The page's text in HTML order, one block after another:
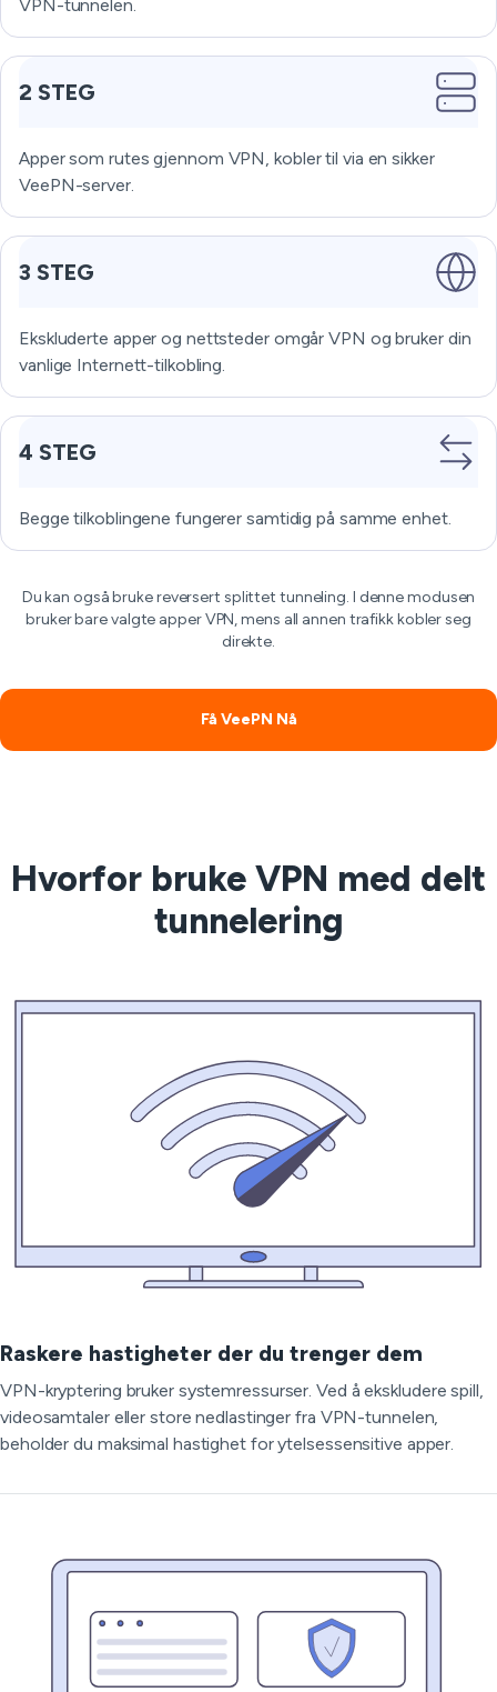
VPN-tunnelen.
2 STEG
Apper som rutes gjennom VPN, kobler til via en sikker
VeePN-server.
3 STEG
Ekskluderte apper og nettsteder omgår VPN og bruker din
vanlige Internett-tilkobling.
4 STEG
Begge tilkoblingene fungerer samtidig på samme enhet.
Du kan også bruke reversert splittet tunneling. I denne modusen
bruker bare valgte apper VPN, mens all annen trafikk kobler seg
direkte.
Få VeePN Nå
Hvorfor bruke VPN med delt
tunnelering
Raskere hastigheter der du trenger dem
VPN-kryptering bruker systemressurser. Ved å ekskludere spill,
videosamtaler eller store nedlastinger fra VPN-tunnelen,
beholder du maksimal hastighet for ytelsessensitive apper.